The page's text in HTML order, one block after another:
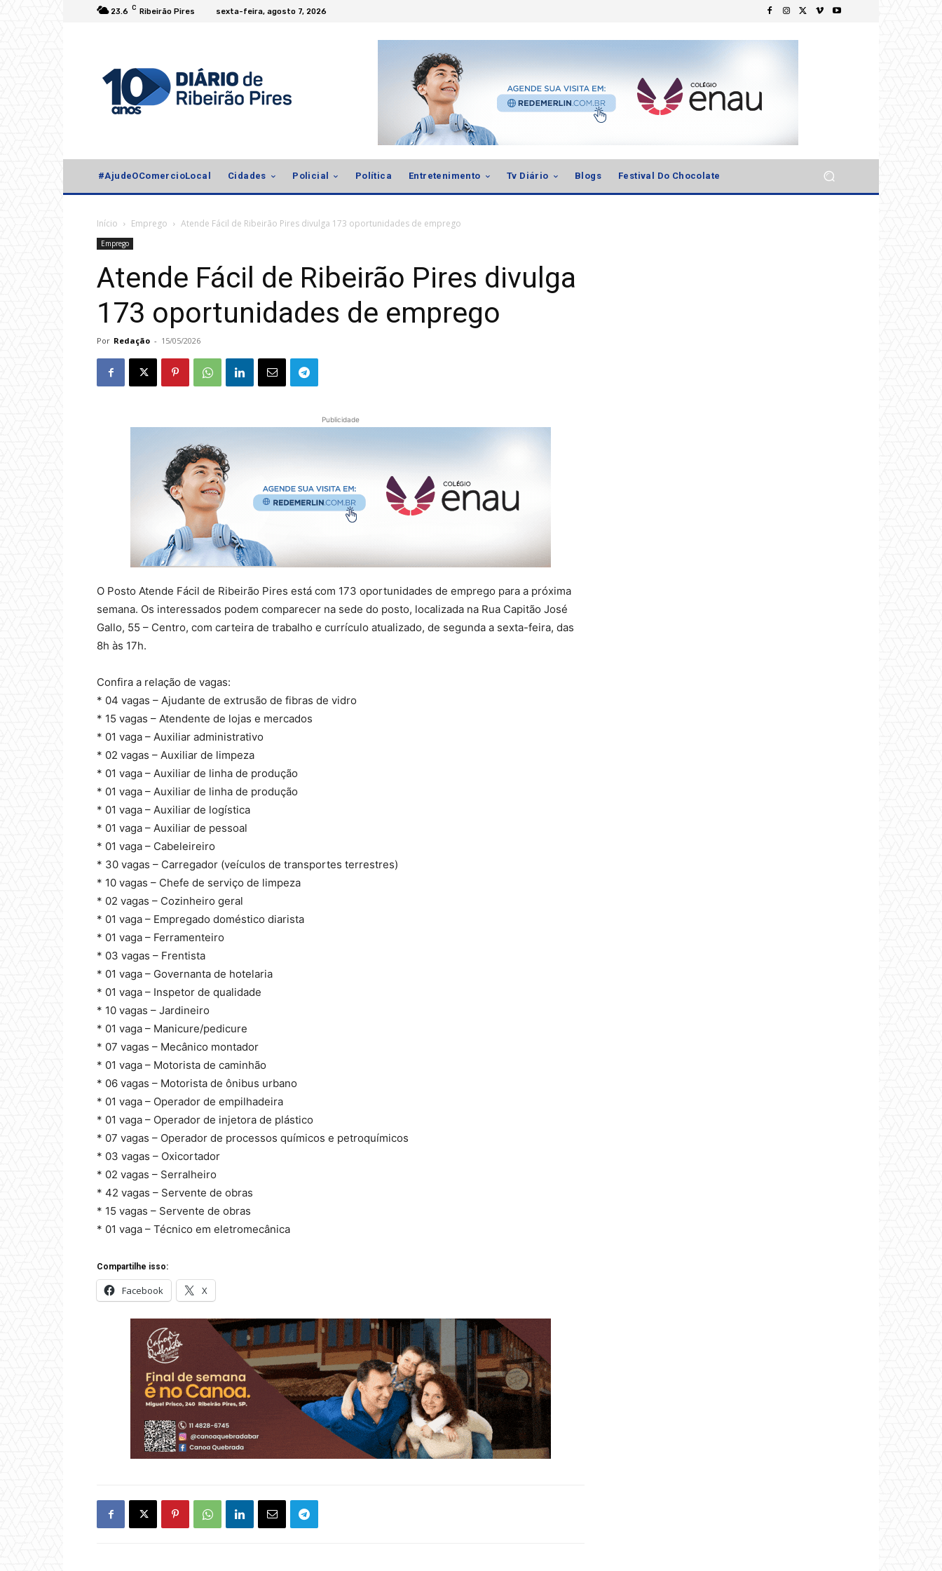
23.6 C Ribeirão Pires sexta-feira, agosto 7, 2026
#AjudeOComercioLocal Cidades Policial Política Entretenimento Tv Diário Blogs Festival Do Chocolate
Início Emprego Atende Fácil de Ribeirão Pires divulga 173 oportunidades de emprego
Emprego
Atende Fácil de Ribeirão Pires divulga
173 oportunidades de emprego
Por Redação - 15/05/2026
Publicidade
O Posto Atende Fácil de Ribeirão Pires está com 173 oportunidades de emprego para a próxima
semana. Os interessados podem comparecer na sede do posto, localizada na Rua Capitão José
Gallo, 55 – Centro, com carteira de trabalho e currículo atualizado, de segunda a sexta-feira, das
8h às 17h.
Confira a relação de vagas:
* 04 vagas – Ajudante de extrusão de fibras de vidro
* 15 vagas – Atendente de lojas e mercados
* 01 vaga – Auxiliar administrativo
* 02 vagas – Auxiliar de limpeza
* 01 vaga – Auxiliar de linha de produção
* 01 vaga – Auxiliar de linha de produção
* 01 vaga – Auxiliar de logística
* 01 vaga – Auxiliar de pessoal
* 01 vaga – Cabeleireiro
* 30 vagas – Carregador (veículos de transportes terrestres)
* 10 vagas – Chefe de serviço de limpeza
* 02 vagas – Cozinheiro geral
* 01 vaga – Empregado doméstico diarista
* 01 vaga – Ferramenteiro
* 03 vagas – Frentista
* 01 vaga – Governanta de hotelaria
* 01 vaga – Inspetor de qualidade
* 10 vagas – Jardineiro
* 01 vaga – Manicure/pedicure
* 07 vagas – Mecânico montador
* 01 vaga – Motorista de caminhão
* 06 vagas – Motorista de ônibus urbano
* 01 vaga – Operador de empilhadeira
* 01 vaga – Operador de injetora de plástico
* 07 vagas – Operador de processos químicos e petroquímicos
* 03 vagas – Oxicortador
* 02 vagas – Serralheiro
* 42 vagas – Servente de obras
* 15 vagas – Servente de obras
* 01 vaga – Técnico em eletromecânica
Compartilhe isso:
Facebook X